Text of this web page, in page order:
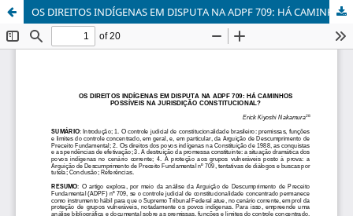
OS DIREITOS INDÍGENAS EM DISPUTA NA ADPF 709: HÁ CAMINHOS POSSÍVEIS NA JURISDIÇÃO CONSTITUCIONAL?